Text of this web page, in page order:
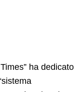
ha dedicato